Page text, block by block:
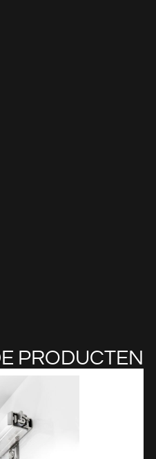
PRODUCTEN